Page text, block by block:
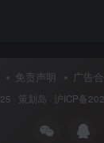
销量冲刺型频道页推
李喵喊夕雪zska招招
行为准
免责声明 广告
· 策划岛 · 沪ICP备